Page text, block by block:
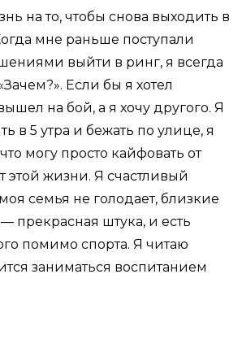
на то, чтобы снова выходить в
мне раньше поступали
выйти в ринг, я всегда
Если бы я хотел
на бой, а я хочу другого. Я
в 5 утра и бежать по улице, я
что могу просто кайфовать от
этой жизни. Я счастливый
семья не голодает, близкие
прекрасная штука, и есть
помимо спорта. Я читаю
заниматься воспитанием